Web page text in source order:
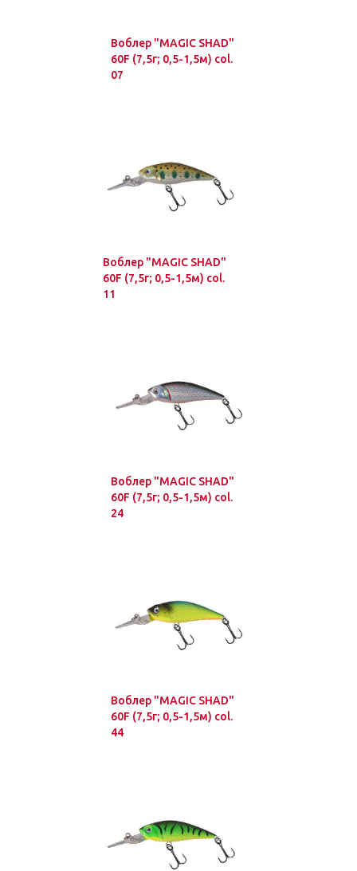
Воблер "MAGIC SHAD"
60F (7,5г; 0,5-1,5м) col.
07
Воблер "MAGIC SHAD"
60F (7,5г; 0,5-1,5м) col.
11
Воблер "MAGIC SHAD"
60F (7,5г; 0,5-1,5м) col.
24
Воблер "MAGIC SHAD"
60F (7,5г; 0,5-1,5м) col.
44